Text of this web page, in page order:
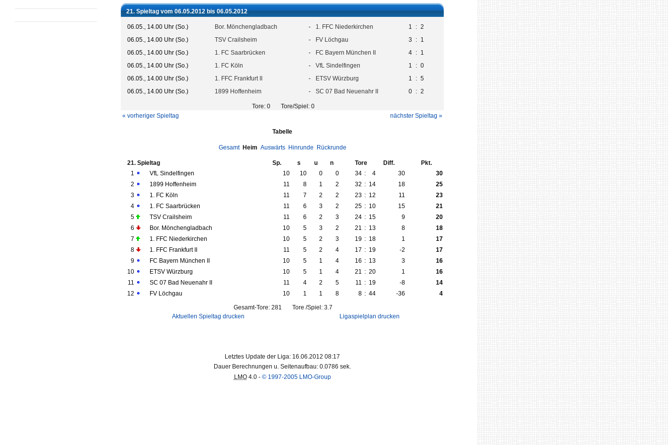
21. Spieltag vom 06.05.2012 bis 06.05.2012
06.05., 14.00 Uhr (So.) Bor. Mönchengladbach - 1. FFC Niederkirchen 1 : 2
06.05., 14.00 Uhr (So.)
TSV Crailsheim - FV Löchgau 3 : 1
06.05., 14.00 Uhr (So.)
1. FC Saarbrücken - FC Bayern München II 4 : 1
06.05., 14.00 Uhr (So.)
1. FC Köln - VfL Sindelfingen 1 : 0
06.05., 14.00 Uhr (So.)
1. FFC Frankfurt II - ETSV Würzburg 1 : 5
06.05., 14.00 Uhr (So.)
1899 Hoffenheim - SC 07 Bad Neuenahr II 0 : 2
Tore: 0 Tore/Spiel: 0
« vorheriger Spieltag
nächster Spieltag »
Tabelle
GesamtHeim Auswärts Hinrunde Rückrunde
21. Spieltag Sp. s u n Tore Diff.
Pkt.
1
VfL Sindelfingen 10 10 0 0 34 : 4 30
30
2
1899 Hoffenheim 11 8 1 2 32 : 14 18
25
3
1. FC Köln 11 7 2 2 23 : 12 11
23
4
1. FC Saarbrücken 11 6 3 2 25 : 10 15
21
5
TSV Crailsheim 11 6 2 3 24 : 15 9
20
6
Bor. Mönchengladbach 10 5 3 2 21 : 13 8
18
7
1. FFC Niederkirchen 10 5 2 3 19 : 18 1
17
8
1. FFC Frankfurt II 11 5 2 4 17 : 19 -2
17
9
FC Bayern München II 10 5 1 4 16 : 13 3
16
10
ETSV Würzburg 10 5 1 4 21 : 20 1
16
11
SC 07 Bad Neuenahr II 11 4 2 5 11 : 19 -8
14
12
FV Löchgau 10 1 1 8 8 : 44 -36
4
Gesamt-Tore: 281 Tore /Spiel: 3.7
Aktuellen Spieltag drucken
Ligaspielplan drucken
Letztes Update der Liga: 16.06.2012 08:17
Dauer Berechnungen u. Seitenaufbau: 0.0786 sek.
LMO4.0 - © 1997-2005 LMO-Group